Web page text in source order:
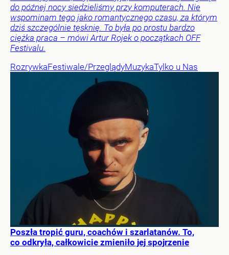
do późnej nocy siedzieliśmy przy komputerach. Nie
wspominam tego jako romantycznego czasu, za którym
dziś szczególnie tęsknię. To była po prostu bardzo
ciężka praca – mówi Artur Rojek o początkach OFF
Festivalu.
RozrywkaFestiwale/PrzeglądyMuzykaTylko u Nas
Poszła tropić guru, coachów i szarlatanów. To,
co odkryła, całkowicie zmieniło jej spojrzenie